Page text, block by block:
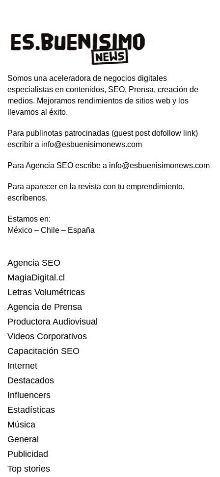
Somos una aceleradora de negocios digitales
especialistas en contenidos, SEO, Prensa, creación de
medios. Mejoramos rendimientos de sitios web y los
llevamos al éxito.
Para publinotas patrocinadas (guest post dofollow link)
escribir a info@esbuenisimonews.com
Para Agencia SEO escribe a info@esbuenisimonews.com
Para aparecer en la revista con tu emprendimiento,
escríbenos.
Estamos en:
México – Chile – España
Agencia SEO
MagiaDigital.cl
Letras Volumétricas
Agencia de Prensa
Productora Audiovisual
Videos Corporativos
Capacitación SEO
Internet
Destacados
Influencers
Estadísticas
Música
General
Publicidad
Top stories